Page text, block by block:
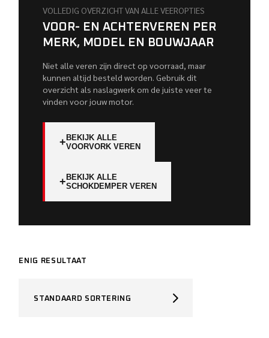
VOLLEDIG OVERZICHT VAN ALLE VEEROPTIES
VOOR- EN ACHTERVEREN PER
MERK, MODEL EN BOUWJAAR
Niet alle veren zijn direct op voorraad, maar
kunnen altijd besteld worden. Gebruik dit
overzicht als naslagwerk om de juiste veer te
vinden voor jouw motor.
+BEKIJK ALLE
VOORVORK VEREN
+BEKIJK ALLE
SCHOKDEMPER VEREN
ENIG RESULTAAT
STANDAARD SORTERING